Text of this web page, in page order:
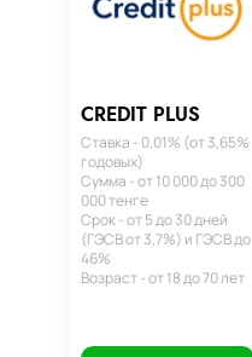
CREDIT PLUS
Ставка - 0,01% (от 3,65%
годовых)
Сумма - от 10 000 до 300
000 тенге
Срок - от 5 до 30 дней
(ГЭСВ от 3,7%) и ГЭСВ до
46%
Возраст - от 18 до 70 лет